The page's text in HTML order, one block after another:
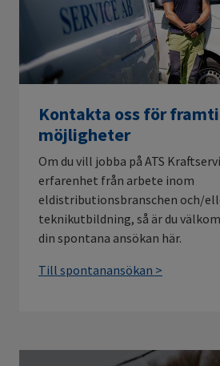
Kontakta oss för
möjligheter
Om du vill jobba på ATS
erfarenhet från arbete inom
eldistributionsbranschen och/
teknikutbildning, så är du
din spontana ansökan här.
Till spontanansökan >